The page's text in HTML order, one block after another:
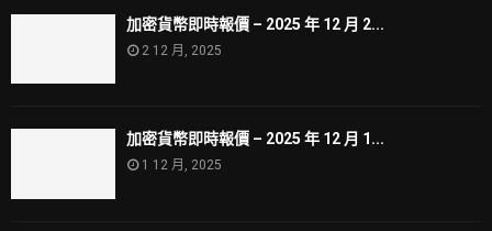
加密貨幣即時報價 – 2025 年 12 月 2...
2 12 月, 2025
加密貨幣即時報價 – 2025 年 12 月 1...
1 12 月, 2025